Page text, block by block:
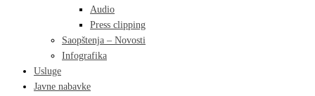
Audio
Press clipping
Saopštenja – Novosti
Infografika
Usluge
Javne nabavke